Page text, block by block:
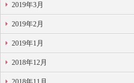
2019年3月
2019年2月
2019年1月
2018年12月